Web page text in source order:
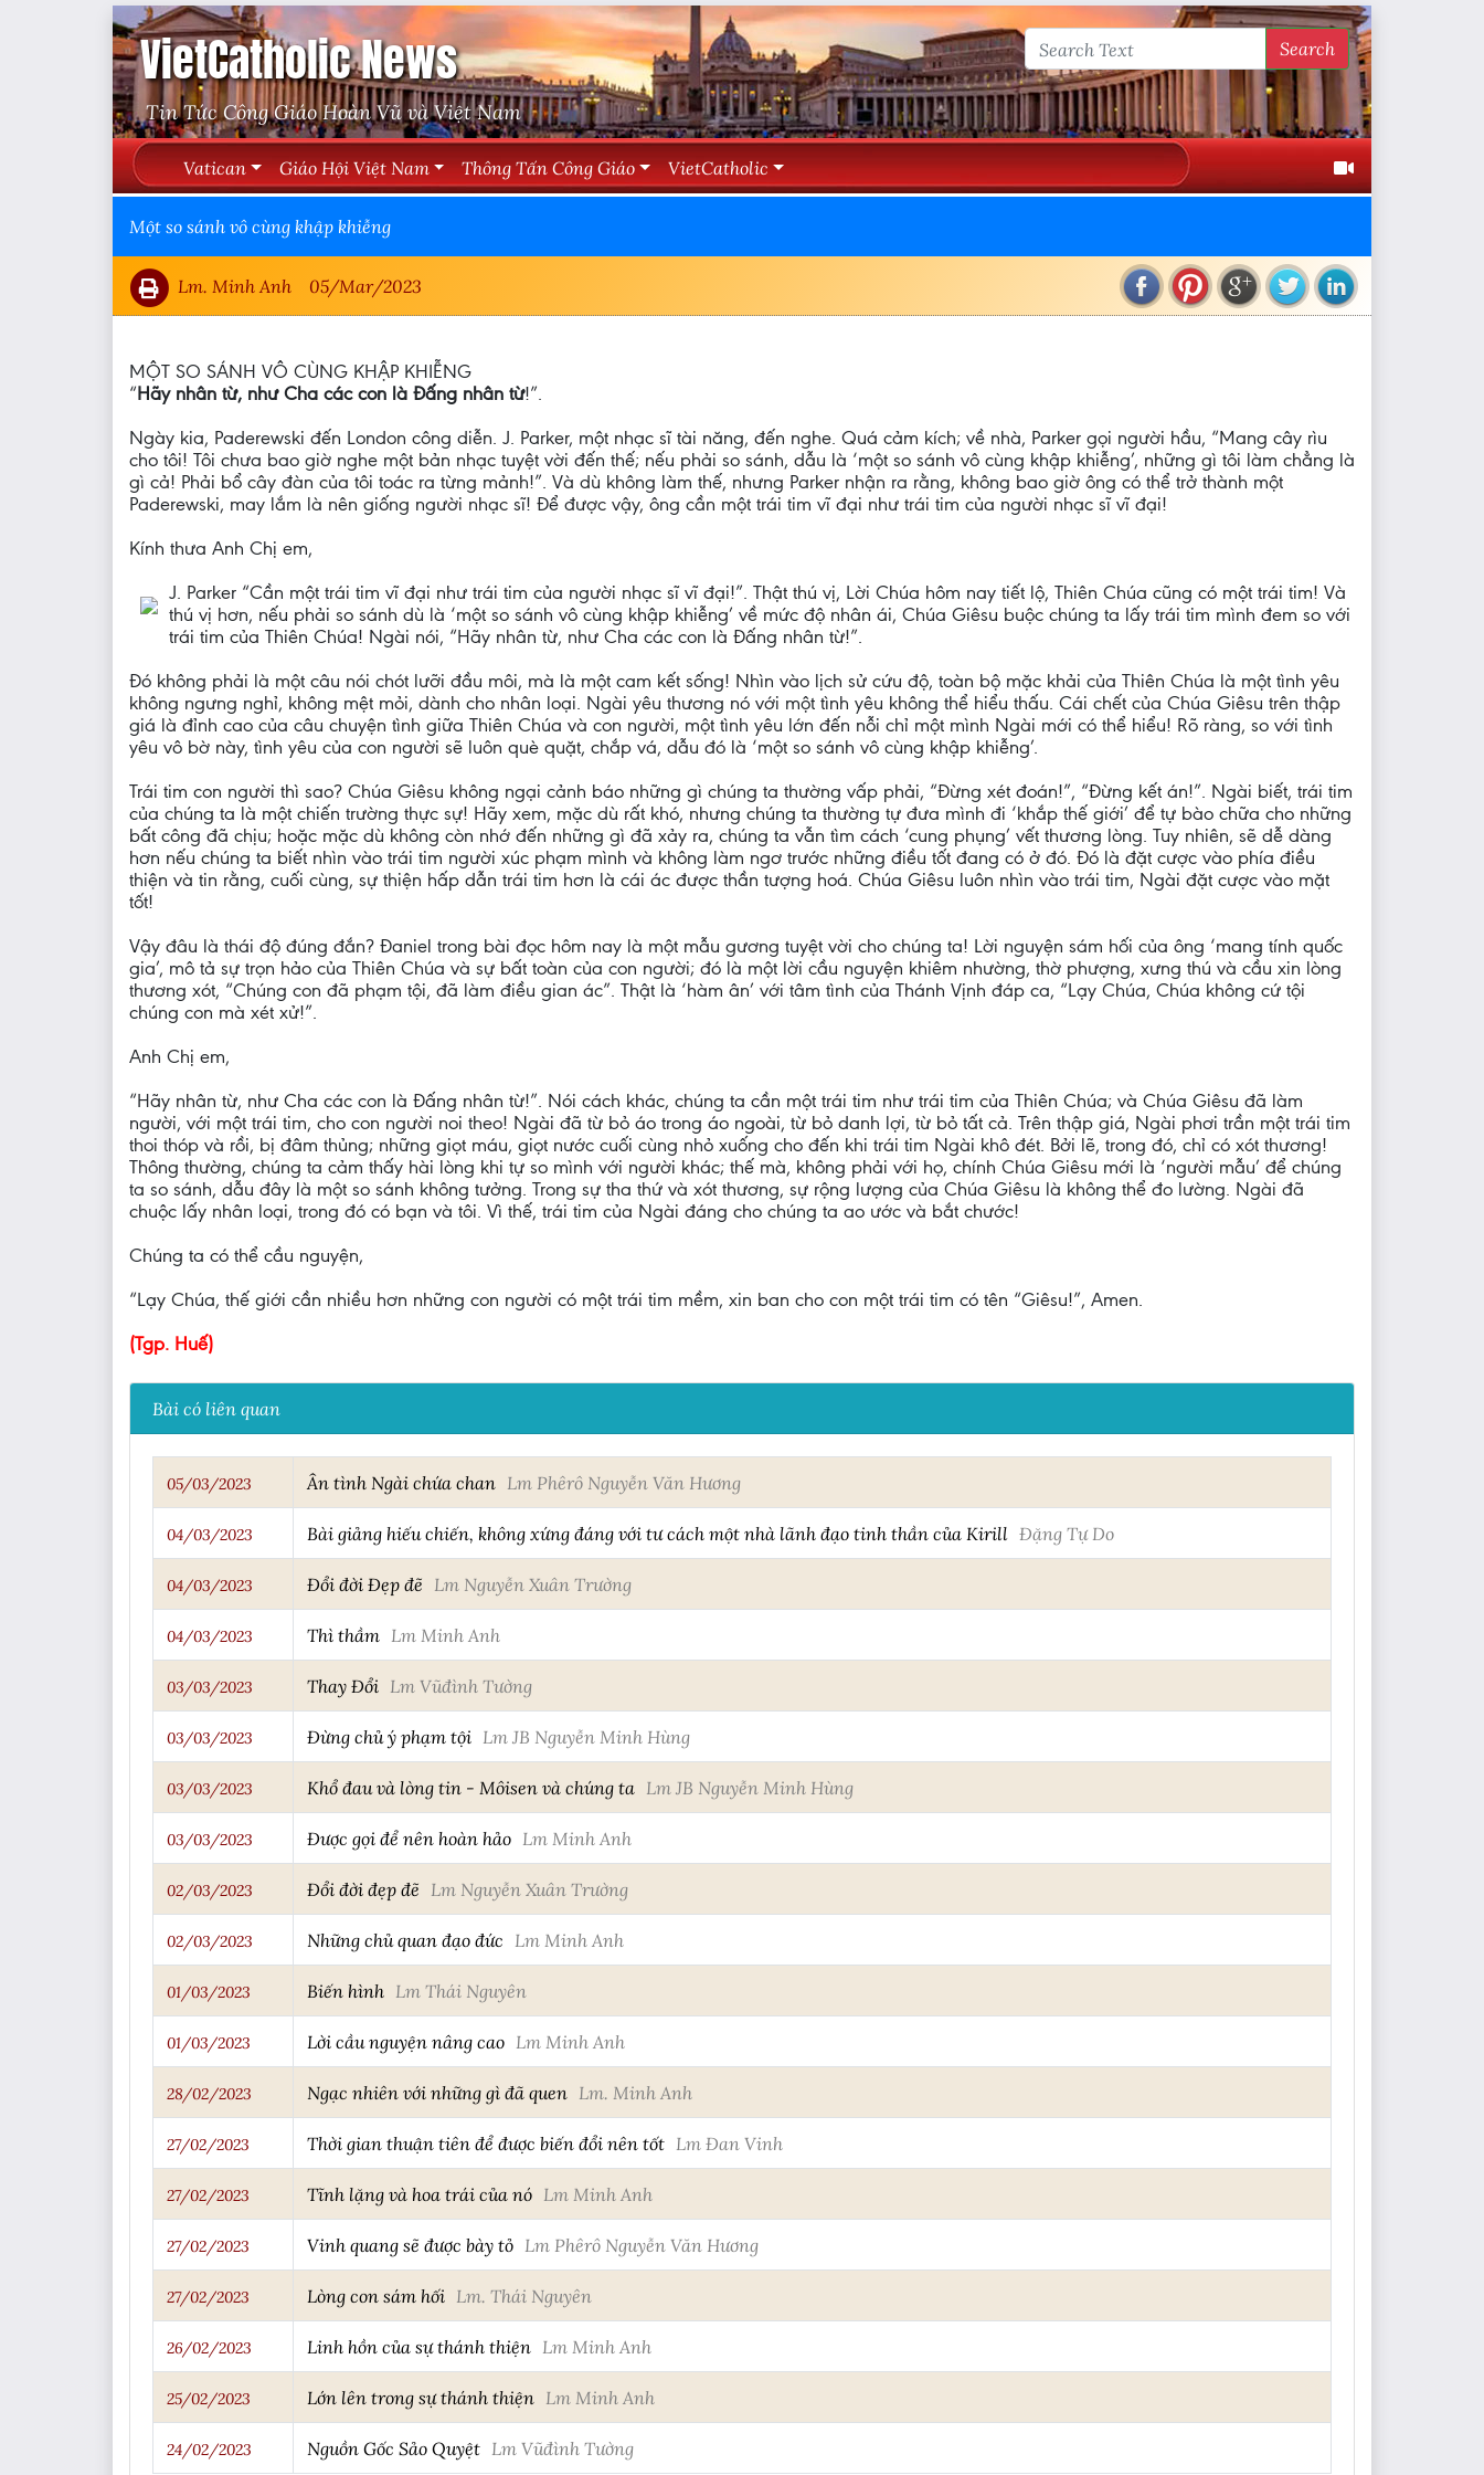
VietCatholic News
Tin Tức Công Giáo Hoàn Vũ và Việt Nam
Search
Vatican Giáo Hội Việt Nam Thông Tấn Công Giáo VietCatholic
Một so sánh vô cùng khập khiễng
Lm. Minh Anh 05/Mar/2023
MỘT SO SÁNH VÔ CÙNG KHẬP KHIỄNG
“Hãy nhân từ, như Cha các con là Ðấng nhân từ!”.
Ngày kia, Paderewski đến London công diễn. J. Parker, một nhạc sĩ tài năng, đến nghe. Quá cảm kích; về nhà, Parker gọi người hầu, “Mang cây rìu
cho tôi! Tôi chưa bao giờ nghe một bản nhạc tuyệt vời đến thế; nếu phải so sánh, dẫu là ‘một so sánh vô cùng khập khiễng’, những gì tôi làm chẳng là
gì cả! Phải bổ cây đàn của tôi toác ra từng mảnh!”. Và dù không làm thế, nhưng Parker nhận ra rằng, không bao giờ ông có thể trở thành một
Paderewski, may lắm là nên giống người nhạc sĩ! Để được vậy, ông cần một trái tim vĩ đại như trái tim của người nhạc sĩ vĩ đại!
Kính thưa Anh Chị em,
J. Parker “Cần một trái tim vĩ đại như trái tim của người nhạc sĩ vĩ đại!”. Thật thú vị, Lời Chúa hôm nay tiết lộ, Thiên Chúa cũng có một trái tim! Và
thú vị hơn, nếu phải so sánh dù là ‘một so sánh vô cùng khập khiễng’ về mức độ nhân ái, Chúa Giêsu buộc chúng ta lấy trái tim mình đem so với
trái tim của Thiên Chúa! Ngài nói, “Hãy nhân từ, như Cha các con là Ðấng nhân từ!”.
Đó không phải là một câu nói chót lưỡi đầu môi, mà là một cam kết sống! Nhìn vào lịch sử cứu độ, toàn bộ mặc khải của Thiên Chúa là một tình yêu
không ngưng nghỉ, không mệt mỏi, dành cho nhân loại. Ngài yêu thương nó với một tình yêu không thể hiểu thấu. Cái chết của Chúa Giêsu trên thập
giá là đỉnh cao của câu chuyện tình giữa Thiên Chúa và con người, một tình yêu lớn đến nỗi chỉ một mình Ngài mới có thể hiểu! Rõ ràng, so với tình
yêu vô bờ này, tình yêu của con người sẽ luôn què quặt, chắp vá, dẫu đó là ‘một so sánh vô cùng khập khiễng’.
Trái tim con người thì sao? Chúa Giêsu không ngại cảnh báo những gì chúng ta thường vấp phải, “Đừng xét đoán!”, “Đừng kết án!”. Ngài biết, trái tim
của chúng ta là một chiến trường thực sự! Hãy xem, mặc dù rất khó, nhưng chúng ta thường tự đưa mình đi ‘khắp thế giới’ để tự bào chữa cho những
bất công đã chịu; hoặc mặc dù không còn nhớ đến những gì đã xảy ra, chúng ta vẫn tìm cách ‘cung phụng’ vết thương lòng. Tuy nhiên, sẽ dễ dàng
hơn nếu chúng ta biết nhìn vào trái tim người xúc phạm mình và không làm ngơ trước những điều tốt đang có ở đó. Đó là đặt cược vào phía điều
thiện và tin rằng, cuối cùng, sự thiện hấp dẫn trái tim hơn là cái ác được thần tượng hoá. Chúa Giêsu luôn nhìn vào trái tim, Ngài đặt cược vào mặt
tốt!
Vậy đâu là thái độ đúng đắn? Đaniel trong bài đọc hôm nay là một mẫu gương tuyệt vời cho chúng ta! Lời nguyện sám hối của ông ‘mang tính quốc
gia’, mô tả sự trọn hảo của Thiên Chúa và sự bất toàn của con người; đó là một lời cầu nguyện khiêm nhường, thờ phượng, xưng thú và cầu xin lòng
thương xót, “Chúng con đã phạm tội, đã làm điều gian ác”. Thật là ‘hàm ân’ với tâm tình của Thánh Vịnh đáp ca, “Lạy Chúa, Chúa không cứ tội
chúng con mà xét xử!”.
Anh Chị em,
“Hãy nhân từ, như Cha các con là Ðấng nhân từ!”. Nói cách khác, chúng ta cần một trái tim như trái tim của Thiên Chúa; và Chúa Giêsu đã làm
người, với một trái tim, cho con người noi theo! Ngài đã từ bỏ áo trong áo ngoài, từ bỏ danh lợi, từ bỏ tất cả. Trên thập giá, Ngài phơi trần một trái tim
thoi thóp và rồi, bị đâm thủng; những giọt máu, giọt nước cuối cùng nhỏ xuống cho đến khi trái tim Ngài khô đét. Bởi lẽ, trong đó, chỉ có xót thương!
Thông thường, chúng ta cảm thấy hài lòng khi tự so mình với người khác; thế mà, không phải với họ, chính Chúa Giêsu mới là ‘người mẫu’ để chúng
ta so sánh, dẫu đây là một so sánh không tưởng. Trong sự tha thứ và xót thương, sự rộng lượng của Chúa Giêsu là không thể đo lường. Ngài đã
chuộc lấy nhân loại, trong đó có bạn và tôi. Vì thế, trái tim của Ngài đáng cho chúng ta ao ước và bắt chước!
Chúng ta có thể cầu nguyện,
“Lạy Chúa, thế giới cần nhiều hơn những con người có một trái tim mềm, xin ban cho con một trái tim có tên “Giêsu!”, Amen.
(Tgp. Huế)
Bài có liên quan
05/03/2023 Ân tình Ngài chứa chan Lm Phêrô Nguyễn Văn Hương
04/03/2023 Bài giảng hiếu chiến, không xứng đáng với tư cách một nhà lãnh đạo tinh thần của Kirill Đặng Tự Do
04/03/2023 Đổi đời Đẹp đẽ Lm Nguyễn Xuân Trường
04/03/2023 Thì thầm Lm Minh Anh
03/03/2023 Thay Đổi Lm Vũđình Tường
03/03/2023 Đừng chủ ý phạm tội Lm JB Nguyễn Minh Hùng
03/03/2023 Khổ đau và lòng tin - Môisen và chúng ta Lm JB Nguyễn Minh Hùng
03/03/2023 Được gọi để nên hoàn hảo Lm Minh Anh
02/03/2023 Đổi đời đẹp đẽ Lm Nguyễn Xuân Trường
02/03/2023 Những chủ quan đạo đức Lm Minh Anh
01/03/2023 Biến hình Lm Thái Nguyên
01/03/2023 Lời cầu nguyện nâng cao Lm Minh Anh
28/02/2023 Ngạc nhiên với những gì đã quen Lm. Minh Anh
27/02/2023 Thời gian thuận tiên để được biến đổi nên tốt Lm Đan Vinh
27/02/2023 Tĩnh lặng và hoa trái của nó Lm Minh Anh
27/02/2023 Vinh quang sẽ được bày tỏ Lm Phêrô Nguyễn Văn Hương
27/02/2023 Lòng con sám hối Lm. Thái Nguyên
26/02/2023 Linh hồn của sự thánh thiện Lm Minh Anh
25/02/2023 Lớn lên trong sự thánh thiện Lm Minh Anh
24/02/2023 Nguồn Gốc Sảo Quyệt Lm Vũđình Tường